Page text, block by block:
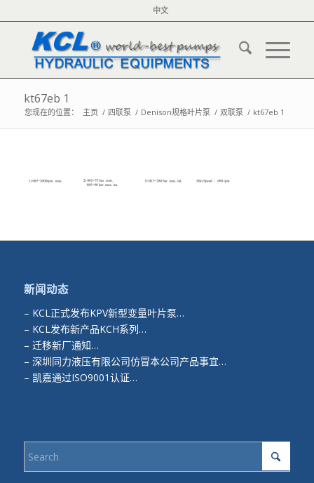
中文
kt67eb 1
您现在的位置： 主页 / 四联泵 / Denison规格叶片泵 / 双联泵 / kt67eb 1
新闻动态
– KCL正式发布KPV新型变量叶片泵…
– KCL发布新产品KCH系列…
– 迁移新厂通知…
– 深圳同力液压有限公司仿冒本公司产品事宜…
– 凯嘉通过ISO9001认证…